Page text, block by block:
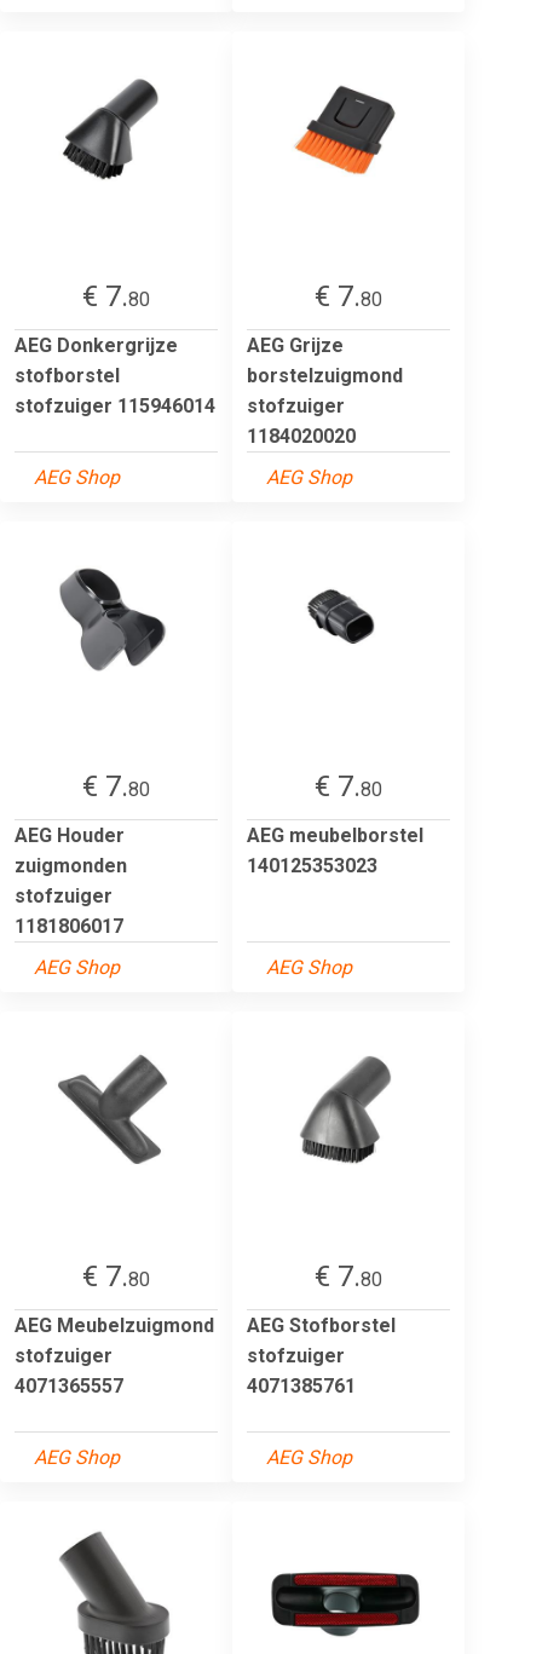
€ 7.80
AEG Donkergrijze
stofborstel
stofzuiger 115946014
AEG Shop
€ 7.80
AEG Grijze
borstelzuigmond
stofzuiger
1184020020
AEG Shop
€ 7.80
AEG Houder
zuigmonden
stofzuiger
1181806017
AEG Shop
€ 7.80
AEG meubelborstel
140125353023
AEG Shop
€ 7.80
AEG Meubelzuigmond
stofzuiger
4071365557
AEG Shop
€ 7.80
AEG Stofborstel
stofzuiger
4071385761
AEG Shop